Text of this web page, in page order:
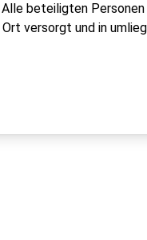
beteiligten Personen
versorgt und in